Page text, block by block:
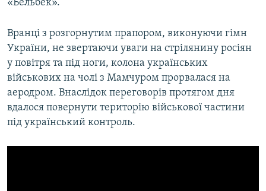
«Бельбек».
Вранці з розгорнутим прапором, виконуючи гімн
України, не звертаючи уваги на стрілянину росіян
у повітря та під ноги, колона українських
військових на чолі з Мамчуром прорвалася на
аеродром. Внаслідок переговорів протягом дня
вдалося повернути територію військової частини
під український контроль.